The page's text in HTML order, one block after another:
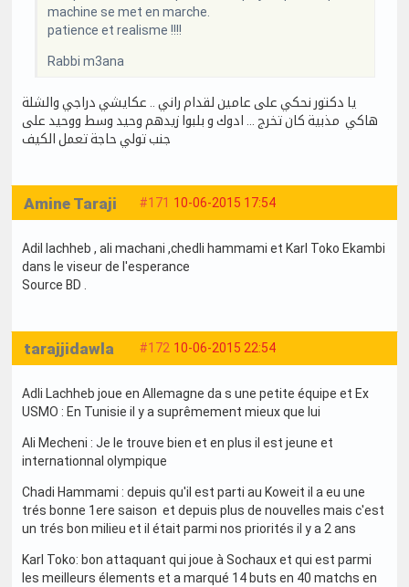
machine se met en marche.
patience et realisme !!!!
Rabbi m3ana
يا دكتور نحكي على عامين لقدام راني .. عكايشي دراجي والشلة
هاكي مذبية كان تخرج ... ادوك و بلبوا زيدهم وحيد وسط ووحيد على
جنب تولي حاجة تعمل الكيف
#171 10-06-2015 17:54
Amine Taraji
Adil lachheb , ali machani ,chedli hammami et Karl Toko Ekambi
dans le viseur de l'esperance
Source BD .
#172 10-06-2015 22:54
tarajjidawla
Adli Lachheb joue en Allemagne da s une petite équipe et Ex
USMO : En Tunisie il y a suprêmement mieux que lui
Ali Mecheni : Je le trouve bien et en plus il est jeune et
internationnal olympique
Chadi Hammami : depuis qu'il est parti au Koweit il a eu une
trés bonne 1ere saison et depuis plus de nouvelles mais c'est
un trés bon milieu et il était parmi nos priorités il y a 2 ans
Karl Toko: bon attaquant qui joue à Sochaux et qui est parmi
les meilleurs élements et a marqué 14 buts en 40 matchs en